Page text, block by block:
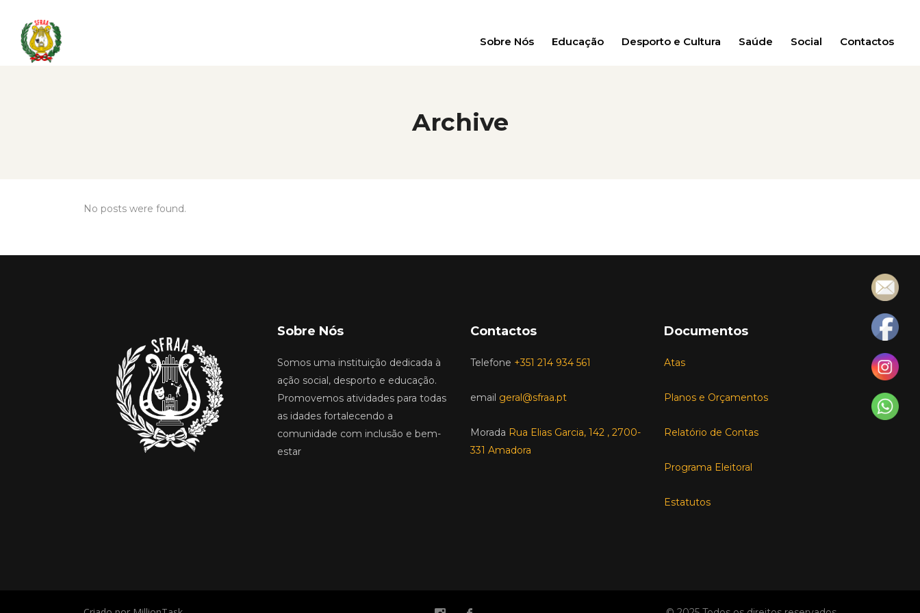
Sobre Nós Educação Desporto e Cultura Saúde Social Contactos
Archive
No posts were found.
Sobre Nós
Somos uma instituição dedicada à
ação social, desporto e educação.
Promovemos atividades para todas
as idades fortalecendo a
comunidade com inclusão e bem-
estar
Contactos
Telefone +351 214 934 561
email geral@sfraa.pt
Morada Rua Elias Garcia, 142 , 2700-
331 Amadora
Documentos
Atas
Planos e Orçamentos
Relatório de Contas
Programa Eleitoral
Estatutos